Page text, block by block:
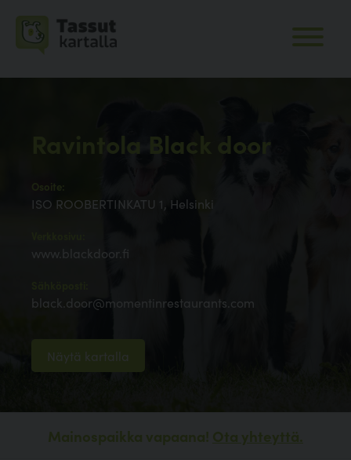
Ravintola Black door
Osoite:
ISO ROOBERTINKATU 1, Helsinki
www.blackdoor.fi
black.door@momentinrestaurants.com
Näytä kartalla
Mainospaikka vapaana! Ota yhteyttä.